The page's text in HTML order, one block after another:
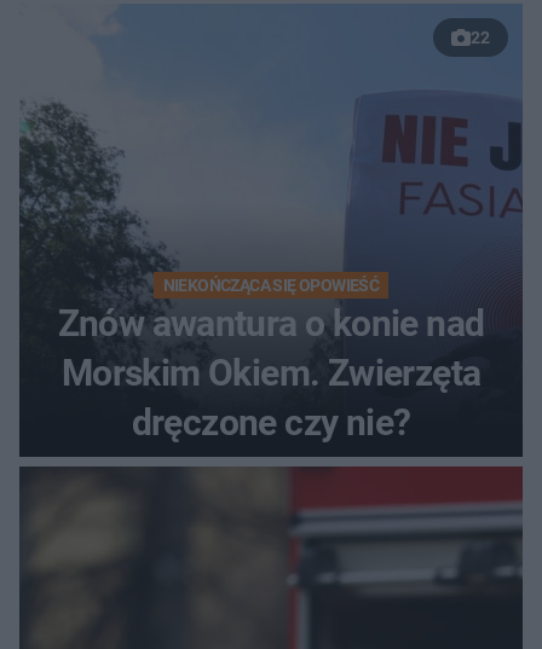
22
NIEKOŃCZĄCA SIĘ OPOWIEŚĆ
Znów awantura o konie nad
Morskim Okiem. Zwierzęta
dręczone czy nie?